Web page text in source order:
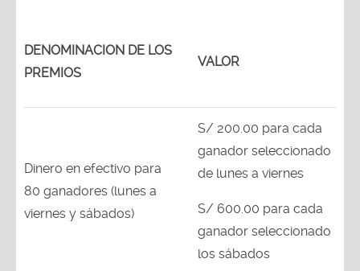
DENOMINACION DE LOS
PREMIOS
VALOR
Dinero en efectivo para
80 ganadores (lunes a
viernes y sábados)
S/ 200.00 para cada
ganador seleccionado
de lunes a viernes
S/ 600.00 para cada
ganador seleccionado
los sábados